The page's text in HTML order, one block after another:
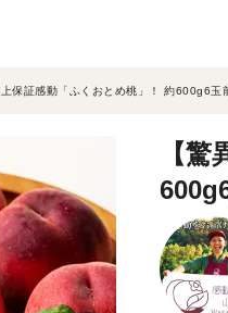
保証感動「ふくおとめ桃」！ 約600g6玉
【